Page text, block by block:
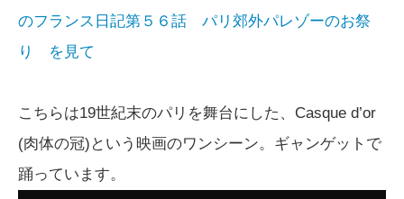
のフランス日記第５６話 パリ郊外パレゾーのお祭
り を見て
こちらは19世紀末のパリを舞台にした、Casque d’or
(肉体の冠)という映画のワンシーン。ギャンゲットで
踊っています。